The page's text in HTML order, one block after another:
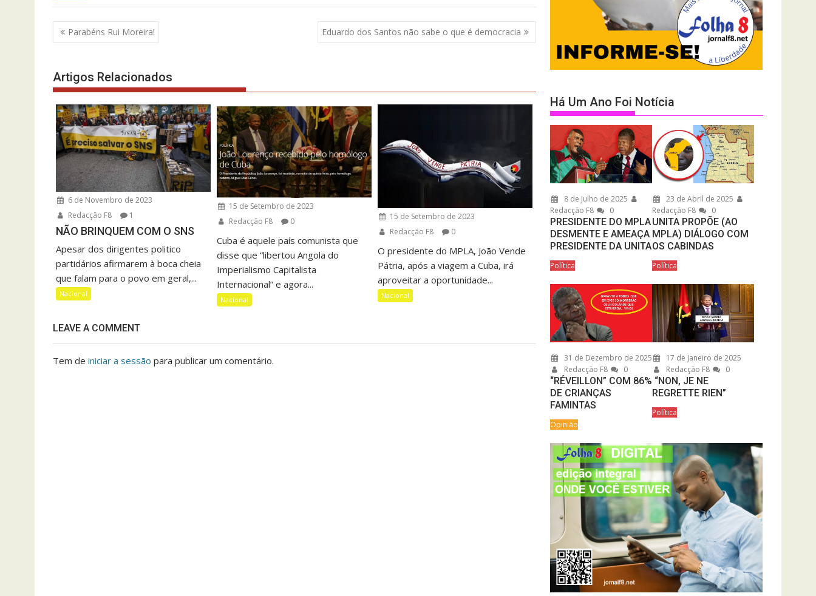
Navegação
de
Parabéns Rui Moreira! Eduardo dos Santos não sabe o que é democracia
Artigos Relacionados
6 de Novembro de 2023
Redacção F8
1
NÃO BRINQUEM COM O SNS
Apesar dos dirigentes politico
partidários afirmarem à boca cheia
que falam para o povo em geral,...
Nacional
15 de Setembro de 2023
Redacção F8
0
Cuba é aquele país comunista que
disse que “libertou Angola do
Imperialismo Capitalista
Internacional” e agora...
Nacional
15 de Setembro de 2023
Redacção F8
0
O presidente do MPLA, João Vende
Pátria, após a viagem a Cuba, irá
aproveitar a oportunidade...
Nacional
LEAVE A COMMENT
Tem de iniciar a sessão para publicar um comentário.
Há Um Ano Foi Notícia
8 de Julho de 2025
Redacção F8
0
PRESIDENTE DO MPLA
DESMENTE E AMEAÇA
PRESIDENTE DA UNITA
Política
23 de Abril de 2025
Redacção F8
0
UNITA PROPÕE (AO
MPLA) DIÁLOGO COM
OS CABINDAS
Política
31 de Dezembro de 2025
Redacção F8
0
“RÉVEILLON” COM 86%
DE CRIANÇAS
FAMINTAS
Opinião
17 de Janeiro de 2025
Redacção F8
0
“NON, JE NE
REGRETTE RIEN”
Política